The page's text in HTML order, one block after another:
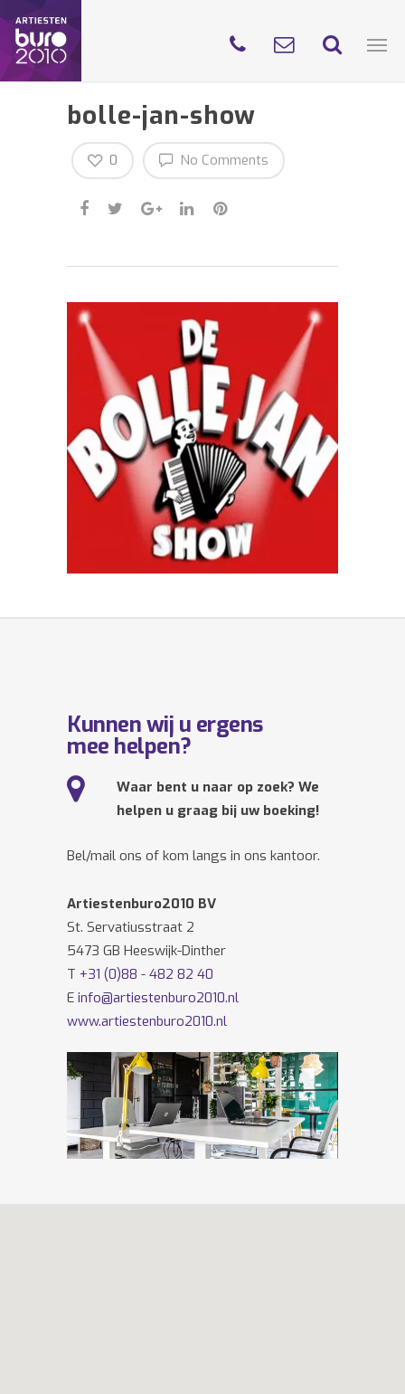
bolle-jan-show
No Comments
0
Kunnen wij u ergens
mee helpen?
Waar bent u naar op zoek? We
helpen u graag bij uw boeking!
Bel/mail ons of kom langs in ons kantoor.
Artiestenburo2010 BV
St. Servatiusstraat 2
5473 GB Heeswijk-Dinther
T +31 (0)88 - 482 82 40
E info@artiestenburo2010.nl
www.artiestenburo2010.nl
Volg ons ook opFacebookenTwitter